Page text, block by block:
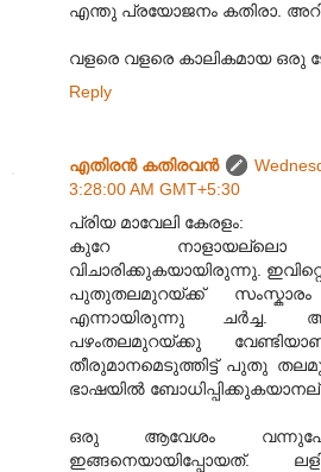
എന്തു പ്രയോജനം കതിരാ.
വളരെ വളരെ കാലികമായ ഒരു
Reply
എതിരന്‍ കതിരവന്‍
3:28:00 AM GMT+5:30
പ്രിയ മാവേലി കേരളം:
കുറേ നാളായല്ലൊ
വിചാരിക്കുകയായിരുന്നു.
പുതുതലമുറയ്ക്ക്
എന്നായിരുന്നു ചർച്ച.
പഴംതലമുറയ്ക്കു
തീരുമാനമെടുത്തിട്ട് പുതു
ഭാഷയിൽ
ഒരു ആവേശം
ഇങ്ങനെയായിപ്പോയത്.